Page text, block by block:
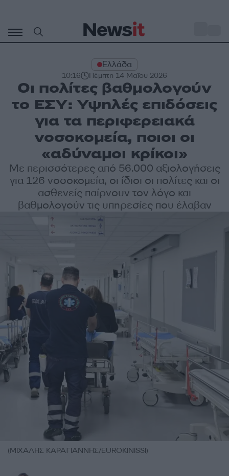
περιεχόμενο
Ελλάδα
10:16 Πέμπτη 14 Μαΐου 2026
Οι πολίτες βαθμολογούν
το ΕΣΥ: Υψηλές επιδόσεις
για τα περιφερειακά
νοσοκομεία, ποιοι οι
«αδύναμοι κρίκοι»
Με περισσότερες από 56.000 αξιολογήσεις
για 126 νοσοκομεία, οι ίδιοι οι πολίτες και οι
ασθενείς παίρνουν τον λόγο και
βαθμολογούν τις υπηρεσίες που έλαβαν
(ΜΙΧΑΛΗΣ ΚΑΡΑΓΙΑΝΝΗΣ/EUROKINISSI)